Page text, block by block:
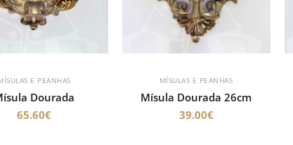
E PEANHAS
Dourada
65.60€
MÍSULAS E PEANHAS
Mísula Dourada 26cm
39.00€